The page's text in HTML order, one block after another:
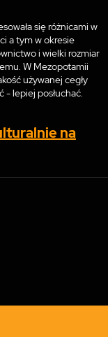
się różnicami w
a tym w okresie
i wielki rozmiar
W Mezopotamii
używanej cegły
- lepiej posłuchać.
na